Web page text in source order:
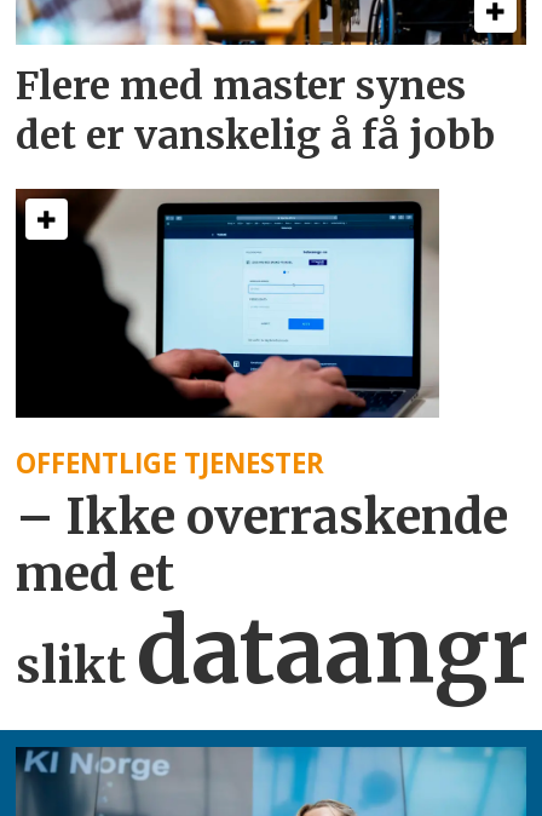
Flere med master synes
det er vanskelig å få jobb
OFFENTLIGE TJENESTER
– Ikke overraskende
med et
slikt